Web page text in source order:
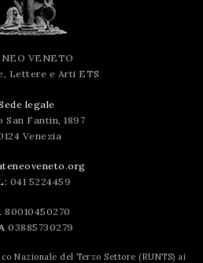
VENETO
Lettere e Arti ETS
legale
San Fantin, 1897
Venezia
041 5224459
80010450270
03885730279
Nazionale del Terzo Settore (RUNTS) ai